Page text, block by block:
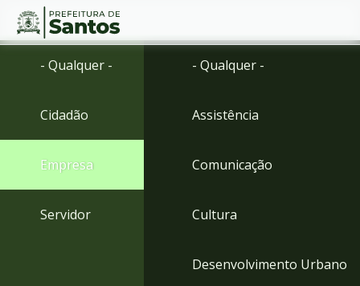
Ir
Ir
menu
Conteúdo
- Qualquer -
Cidadão
Empresa
Servidor
- Qualquer -
Assistência
Comunicação
Cultura
Desenvolvimento Urbano